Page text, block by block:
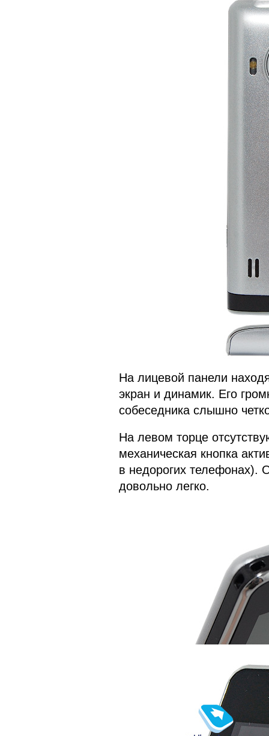
На лицевой панели
экран и динамик. Его
собеседника слышно
На левом торце
механическая кнопка
в недорогих телефонах).
довольно легко.